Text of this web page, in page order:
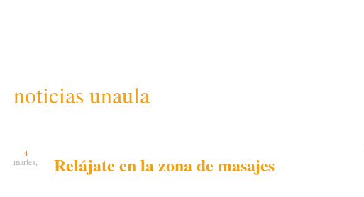
noticias unaula
4
martes, Relájate en la zona de masajes